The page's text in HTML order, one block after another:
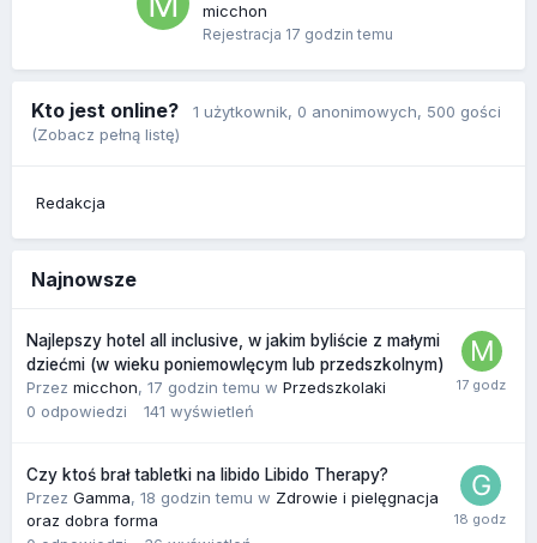
micchon
Rejestracja 17 godzin temu
Kto jest online? 1 użytkownik, 0 anonimowych, 500 gości
(Zobacz pełną listę)
Redakcja
Najnowsze
Najlepszy hotel all inclusive, w jakim byliście z małymi
dziećmi (w wieku poniemowlęcym lub przedszkolnym)
Przez micchon, 17 godzin temu w Przedszkolaki
0 odpowiedzi 141 wyświetleń
Czy ktoś brał tabletki na libido Libido Therapy?
Przez Gamma, 18 godzin temu w Zdrowie i pielęgnacja
oraz dobra forma